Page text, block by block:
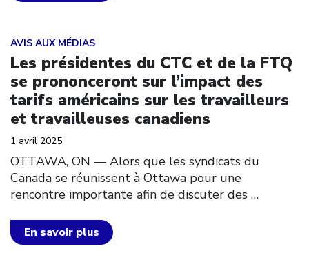
AVIS AUX MÉDIAS
Les présidentes du CTC et de la FTQ
se prononceront sur l’impact des
tarifs américains sur les travailleurs
et travailleuses canadiens
1 avril 2025
OTTAWA, ON — Alors que les syndicats du
Canada se réunissent à Ottawa pour une
rencontre importante afin de discuter des …
En savoir plus
Click to open the link